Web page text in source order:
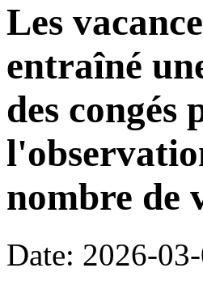
Les
entraîné
des congés
nombre de
Date: 2026-